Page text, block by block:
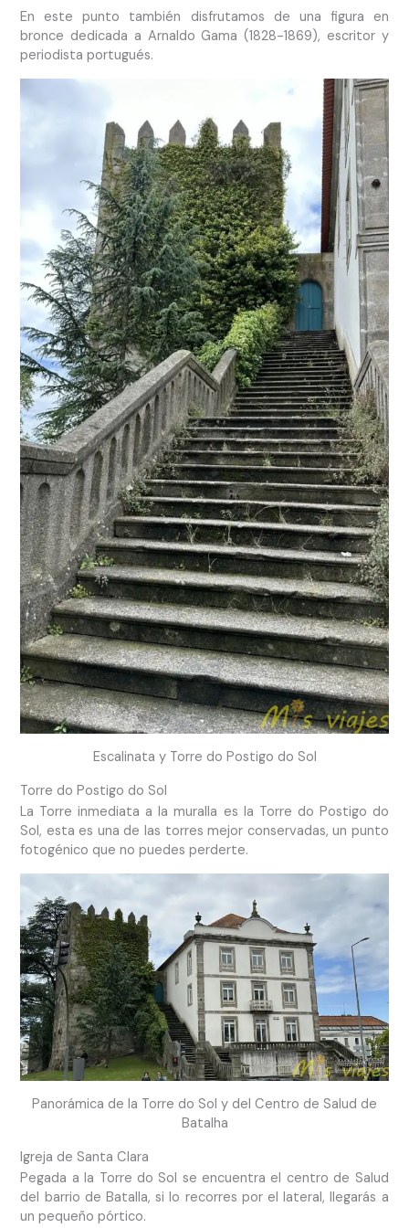
En este punto también disfrutamos de una figura en
bronce dedicada a Arnaldo Gama (1828-1869), escritor y
periodista portugués.
Escalinata y Torre do Postigo do Sol
Torre do Postigo do Sol
La Torre inmediata a la muralla es la Torre do Postigo do
Sol, esta es una de las torres mejor conservadas, un punto
fotogénico que no puedes perderte.
Panorámica de la Torre do Sol y del Centro de Salud de
Batalha
Igreja de Santa Clara
Pegada a la Torre do Sol se encuentra el centro de Salud
del barrio de Batalla, si lo recorres por el lateral, llegarás a
un pequeño pórtico.